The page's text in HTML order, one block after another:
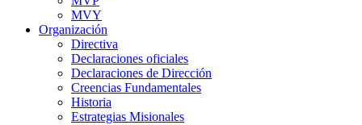
MVY
Organización
Directiva
Declaraciones oficiales
Declaraciones de Dirección
Creencias Fundamentales
Historia
Estrategias Misionales